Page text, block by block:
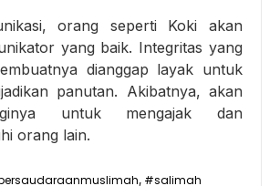
orang seperti Koki akan
yang baik. Integritas yang
dianggap layak untuk
panutan. Akibatnya, akan
untuk mengajak dan
orang lain.
, #salimah